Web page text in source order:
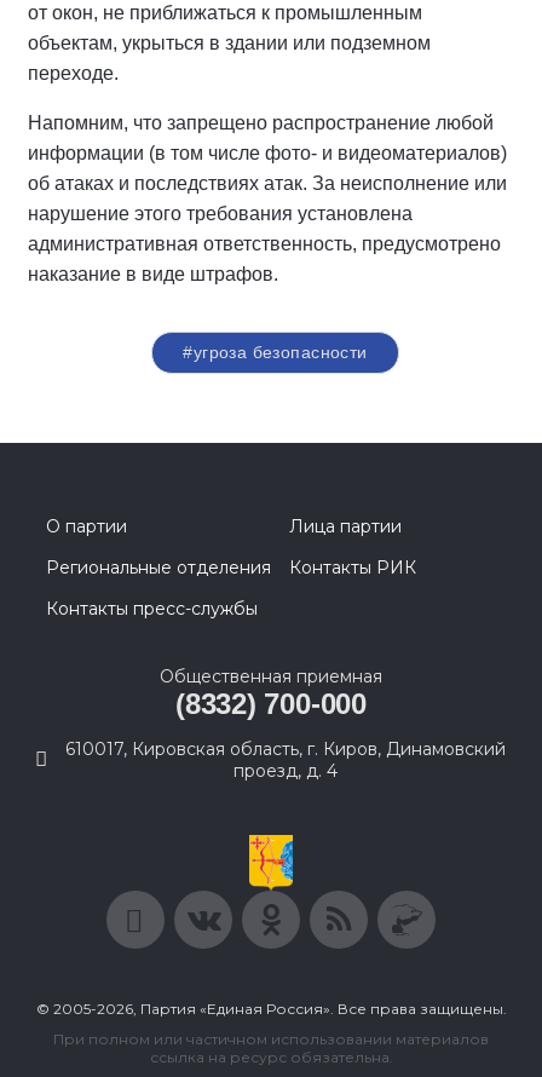
от окон, не приближаться к промышленным
объектам, укрыться в здании или подземном
переходе.
Напомним, что запрещено распространение любой
информации (в том числе фото- и видеоматериалов)
об атаках и последствиях атак. За неисполнение или
нарушение этого требования установлена
административная ответственность, предусмотрено
наказание в виде штрафов.
#угроза безопасности
О партии
Лица партии
Региональные отделения
Контакты РИК
Контакты пресс-службы
Общественная приемная
(8332) 700-000
610017, Кировская область, г. Киров, Динамовский
проезд, д. 4
© 2005-2026, Партия «Единая Россия». Все права защищены.
При полном или частичном использовании материалов
ссылка на ресурс обязательна.